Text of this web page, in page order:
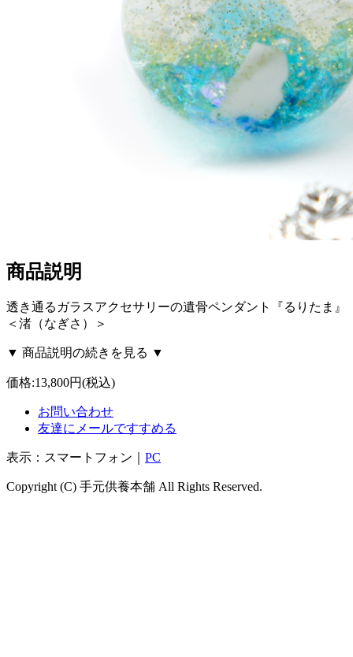
商品説明
透き通るガラスアクセサリーの遺骨ペンダント『るりたま』
＜渚（なぎさ）＞
▼ 商品説明の続きを見る ▼
価格:13,800円(税込)
お問い合わせ
友達にメールですすめる
表示：スマートフォン｜ PC
Copyright (C) 手元供養本舗 All Rights Reserved.